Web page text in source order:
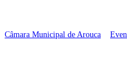
Câmara Municipal de Arouca